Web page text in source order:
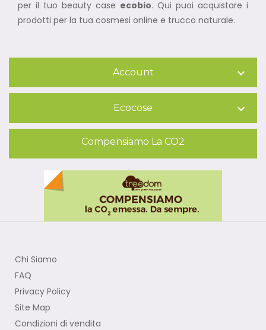
per il tuo beauty case ecobio. Qui puoi acquistare i
prodotti per la tua cosmesi online e trucco naturale.
Account 
Ecocose 
Compensiamo La CO2
Chi Siamo
FAQ
Privacy Policy
Site Map
Condizioni di vendita